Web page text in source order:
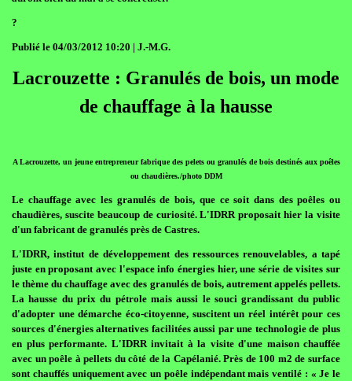
?
Publié le 04/03/2012 10:20 | J.-M.G.
Lacrouzette : Granulés de bois, un mode
de chauffage à la hausse
A Lacrouzette, un jeune entrepreneur fabrique des pelets ou granulés de bois destinés aux poêles
ou chaudières./photo DDM
Le chauffage avec les granulés de bois, que ce soit dans des poêles ou
chaudières, suscite beaucoup de curiosité. L'IDRR proposait hier la visite
d'un fabricant de granulés près de Castres.
L'IDRR, institut de développement des ressources renouvelables, a tapé
juste en proposant avec l'espace info énergies hier, une série de visites sur
le thème du chauffage avec des granulés de bois, autrement appelés pellets.
La hausse du prix du pétrole mais aussi le souci grandissant du public
d'adopter une démarche éco-citoyenne, suscitent un réel intérêt pour ces
sources d'énergies alternatives facilitées aussi par une technologie de plus
en plus performante. L'IDRR invitait à la visite d'une maison chauffée
avec un poêle à pellets du côté de la Capélanié. Près de 100 m2 de surface
sont chauffés uniquement avec un poêle indépendant mais ventilé : « Je le